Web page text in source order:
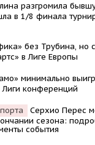
разгромила
в 1/8 финала
без Трубина, но
в Лиге Европы
минимально
конференций
Серхио Перес
сезона:
события